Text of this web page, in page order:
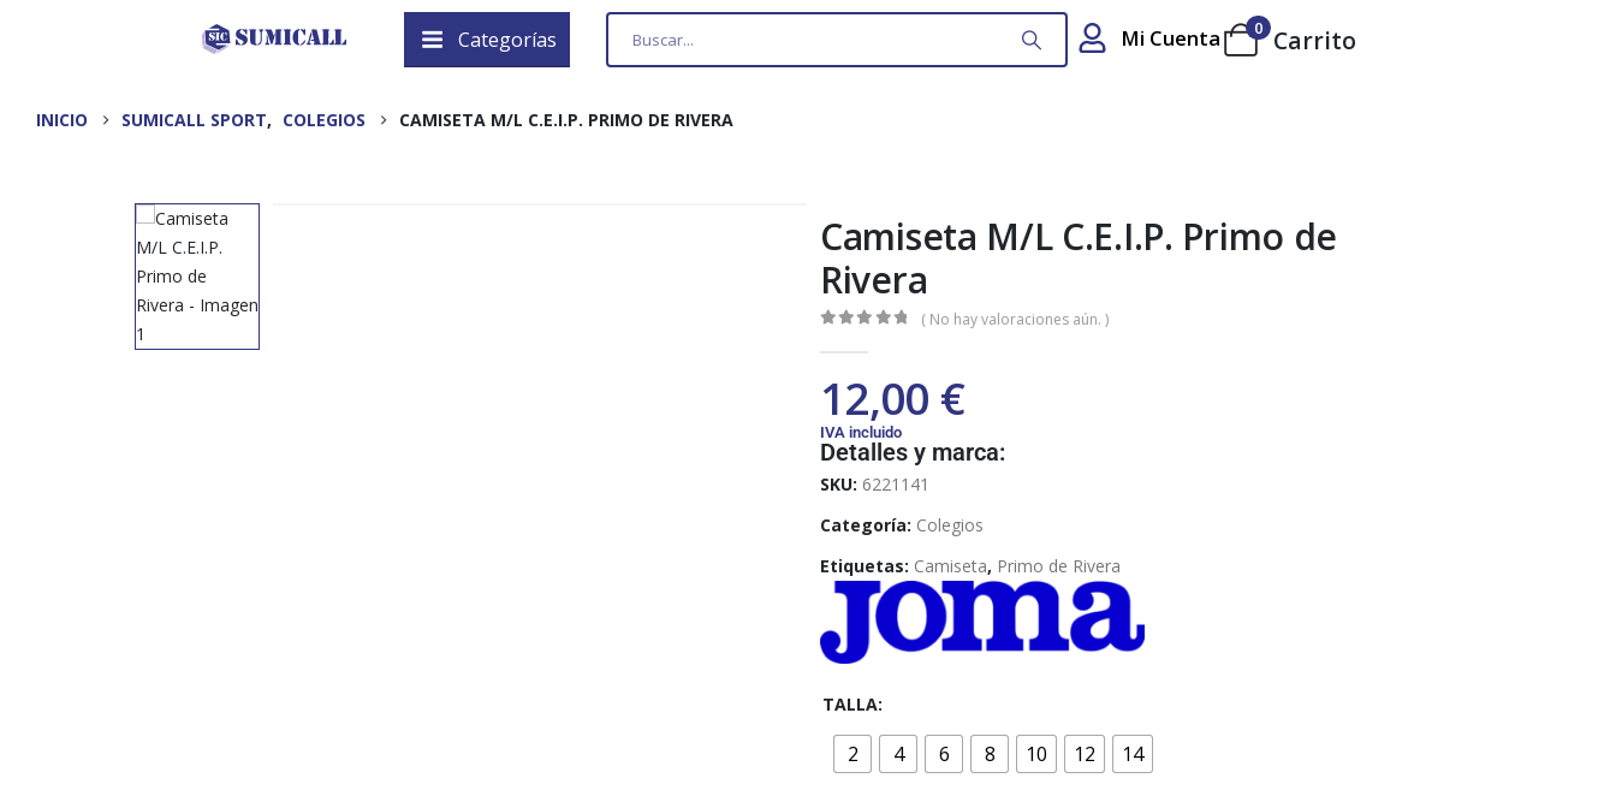
Categorías Mi Cuenta 0 Carrito
INICIO SUMICALL SPORT, COLEGIOS CAMISETA M/L C.E.I.P. PRIMO DE RIVERA
Camiseta M/L C.E.I.P. Primo de
Rivera
( No hay valoraciones aún. )
12,00 €
IVA incluido
Detalles y marca:
SKU: 6221141
Categoría: Colegios
Etiquetas: Camiseta, Primo de Rivera
TALLA
2 4 6 8 10 12 14